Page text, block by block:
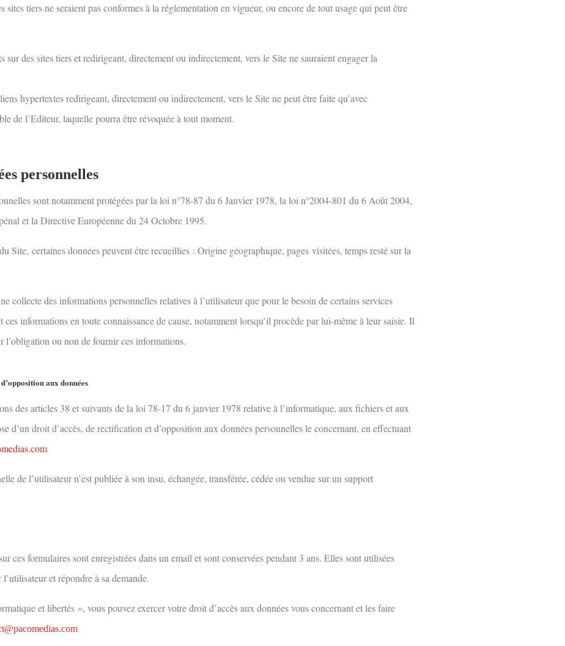
sites tiers ne seraient pas conformes à la réglementation en vigueur, ou encore de tout usage qui peut être
sur des sites tiers et redirigeant, directement ou indirectement, vers le Site ne sauraient engager la
hypertextes redirigeant, directement ou indirectement, vers le Site ne peut être faite qu’avec
de l’Editeur, laquelle pourra être révoquée à tout moment.
personnelles
sont notamment protégées par la loi n°78-87 du 6 Janvier 1978, la loi n°2004-801 du 6 Août 2004,
et la Directive Européenne du 24 Octobre 1995.
du Site, certaines données peuvent être recueillies : Origine géographique, pagesvisitées, temps resté sur la
collecte des informations personnelles relatives à l’utilisateur que pour le besoin de certains services
ces informations en toute connaissance de cause, notamment lorsqu’il procède par lui-même à leur saisie. Il
l’obligation ou non de fournir ces informations.
aux données
des articles 38 et suivants de la loi 78-17 du 6 janvier 1978 relative à l’informatique, aux fichiers et aux
d’un droit d’accès, de rectification et d’opposition aux données personnelles le concernant, en effectuant
de l’utilisateur n’est publiée à son insu, échangée, transférée, cédée ou vendue sur un support
ces formulaires sont enregistrées dans un email et sont conservées pendant 3 ans. Elles sont utilisées
et répondre à sa demande.
et libertés », vous pouvez exercer votre droit d’accès aux données vous concernant et les faire
acomedias.com